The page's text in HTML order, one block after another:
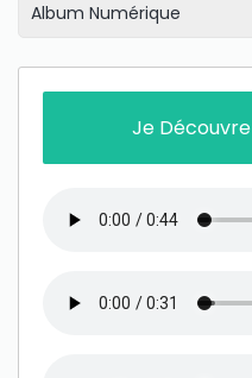
Album Numérique
Je Découvre